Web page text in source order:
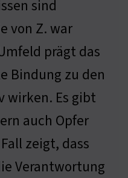
sind
von Z. war
prägt das
Bindung zu den
wirken. Es gibt
auch Opfer
zeigt, dass
Verantwortung